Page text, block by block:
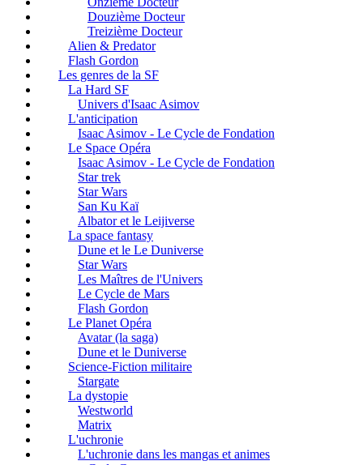
Douzième Docteur
Treizième Docteur
Alien & Predator
Flash Gordon
Les genres de la SF
La Hard SF
Univers d'Isaac Asimov
L'anticipation
Isaac Asimov - Le Cycle de Fondation
Le Space Opéra
Isaac Asimov - Le Cycle de Fondation
Star trek
Star Wars
San Ku Kaï
Albator et le Leijiverse
La space fantasy
Dune et le Le Duniverse
Star Wars
Les Maîtres de l'Univers
Le Cycle de Mars
Flash Gordon
Le Planet Opéra
Avatar (la saga)
Dune et le Duniverse
Science-Fiction militaire
Stargate
La dystopie
Westworld
Matrix
L'uchronie
L'uchronie dans les mangas et animes